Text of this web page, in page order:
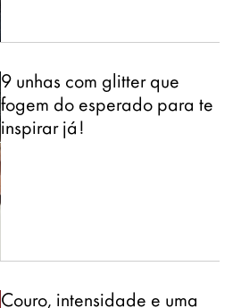
9 unhas com glitter que
fogem do esperado para te
inspirar já!
Couro, intensidade e uma